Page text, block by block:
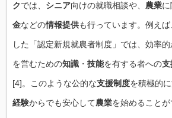
クでは、 シニア向けの就職相談や、 農業に
金などの情報提供も行っています。例え
した「認定新規就農者制度」では、効率
を営むための知識 ・ 技能を有する者への支
[4]。このような公的な支援制度を積極的
経験からでも安心して農業を始めることが